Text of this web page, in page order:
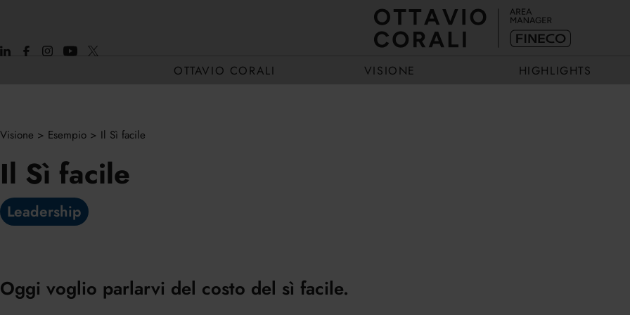
OTTAVIO CORALI VISIONE HIGHLIGHTS
Visione > Esempio > Il Sì facile
Il Sì facile
Leadership
Oggi voglio parlarvi del costo del sì facile.